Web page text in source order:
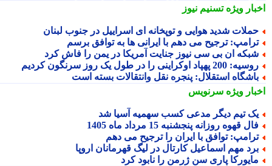
ویژهتسنیم نیوز
شدید هوایی و توپخانه ای اسراییل در جنوب لبنان
ترجیح می دهم با ایرانی ها به توافق برسم
ان بی سی نیوز جنایت آمریکا در یمن را فاش کرد
200 پهپاد اوکراینی را در طول یک روز سرنگون کردیم
استقلال: پنجره نقل وانتقالات بسته است
ویژهسرنویس
تیم دیگر مدعی کسب سهمیه آسیا شد
قهوه روزانه پنجشنبه 15 مرداد ماه 1405
توافق با ایران را ترجیح می دهم
مهم اسماعیل کارتال در لیگ قهرمانان اروپا
پاری سن ژرمن را نابود کرد